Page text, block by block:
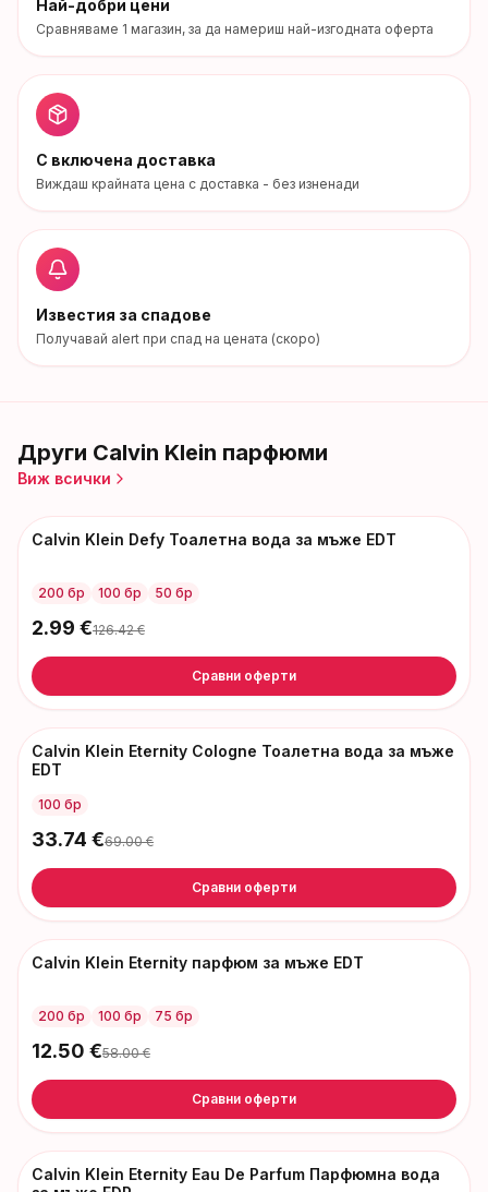
Най-добри цени
Сравняваме 1 магазин, за да намериш най-изгодната оферта
С включена доставка
Виждаш крайната цена с доставка - без изненади
Известия за спадове
Получавай alert при спад на цената (скоро)
Други Calvin Klein парфюми
Виж всички
-123€
Calvin Klein Defy Тоалетна вода за мъже EDT
200 бр 100 бр 50 бр
2.99 €126.42€
Сравни оферти
-35€
Calvin Klein Eternity Cologne Тоалетна вода за мъже
EDT
100 бр
33.74 €69.00€
Сравни оферти
-46€
Calvin Klein Eternity парфюм за мъже EDT
200 бр 100 бр 75 бр
12.50 €58.00€
Сравни оферти
Calvin Klein Eternity Eau De Parfum Парфюмна вода